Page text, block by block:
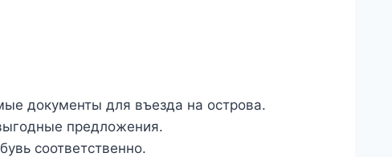
документы для въезда на острова.
предложения.
соответственно.